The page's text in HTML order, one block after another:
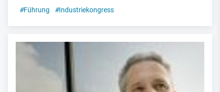
#Führung #Industriekongress